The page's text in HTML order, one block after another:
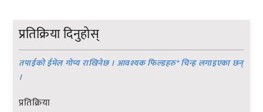
प्रतिक्रिया दिनुहोस्
तपाईको ईमेल गोप्य राखिनेछ । आवश्यक फिल्डहरु*चिन्ह लगाइएका छन्
।
प्रतिक्रिया